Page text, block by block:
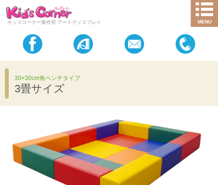
キッズコーナー製作所 アートディスプレイ MENU
30×30cm角ベンチタイプ
3畳サイズ